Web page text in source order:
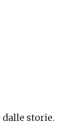
storie.